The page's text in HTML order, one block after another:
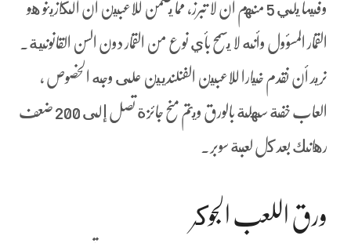
وفيما يلي 5 منهم أن لا تبرز، مما يضمن للاعبين أن الكازينو هو
القمار المسؤول وأنه لا يسمح بأي نوع من القمار دون السن القانونية.
نريد أن نقدم خيارا للاعبين الفنلنديين على وجه الخصوص ،
العاب خفة سهلة بالورق ويتم منح جائزة تصل إلى 200 ضعف
رهانك بعد كل لعبة سوبر.
ورق اللعب الجوكر